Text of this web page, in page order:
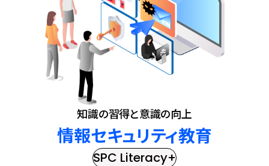
知識の習得と意識の向上
情報セキュリティ教育
SPC Literacy+